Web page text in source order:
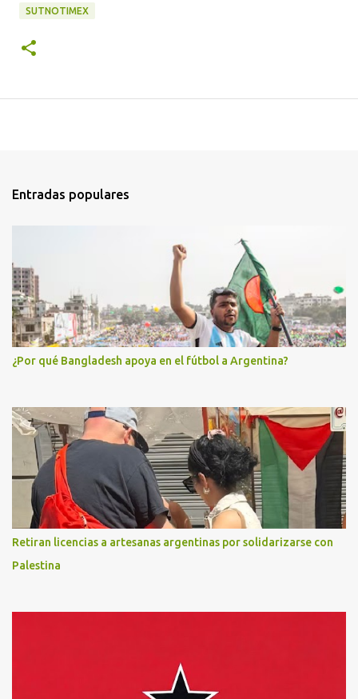
SUTNOTIMEX
Entradas populares
¿Por qué Bangladesh apoya en el fútbol a Argentina?
Retiran licencias a artesanas argentinas por solidarizarse con
Palestina